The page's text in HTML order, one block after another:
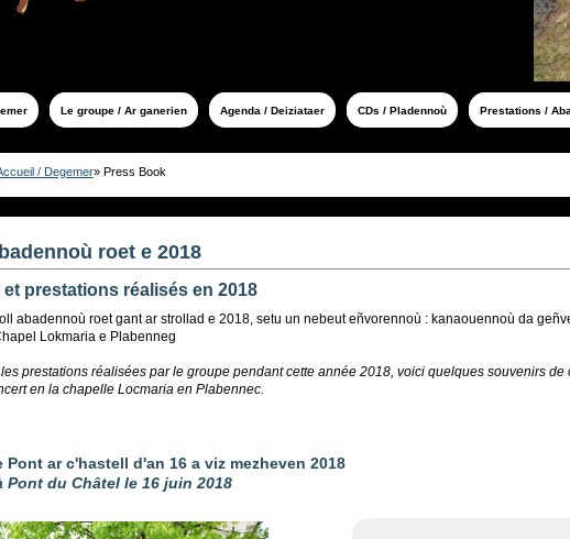
Le groupe / Ar ganerien Agenda / Deiziataer CDs / Pladennoù Prestations /
/ Degemer» Press Book
roet e 2018
prestations réalisés en 2018
abadennoù roet gant ar strollad e 2018, setu un nebeut eñvorennoù : kanaouennoù da
Lokmaria e Plabenneg
prestations réalisées par le groupe pendant cette année 2018, voici quelques souvenirs
en la chapelle Locmaria en Plabennec.
Pont ar c'hastell d'an 16 a viz mezheven 2018
Pont du Châtel le 16 juin 2018